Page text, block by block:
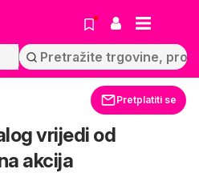
Pretplatiti se
vrijedi od
akcija